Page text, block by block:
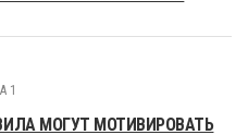
1
МОГУТ МОТИВИРОВАТЬ